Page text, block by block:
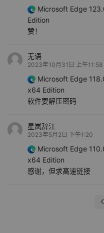
Microsoft Edge
Edition
赞！
无语
2023年10月31日 上午11:58
Microsoft Edge
x64 Edition
软件要解压密码
星岚辞江
2023年5月2日 下午1:20
Microsoft Edge
x64 Edition
感谢，但求高速链接